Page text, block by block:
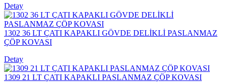
Detay
1302 36 LT ÇATI KAPAKLI GÖVDE DELİKLİ PASLANMAZ
ÇÖP KOVASI
Detay
1309 21 LT ÇATI KAPAKLI PASLANMAZ ÇÖP KOVASI